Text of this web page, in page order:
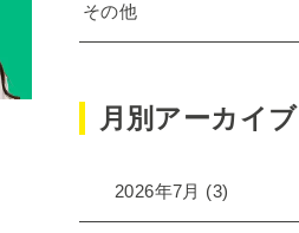
その他
月別アーカイブ
2026年7月 (3)